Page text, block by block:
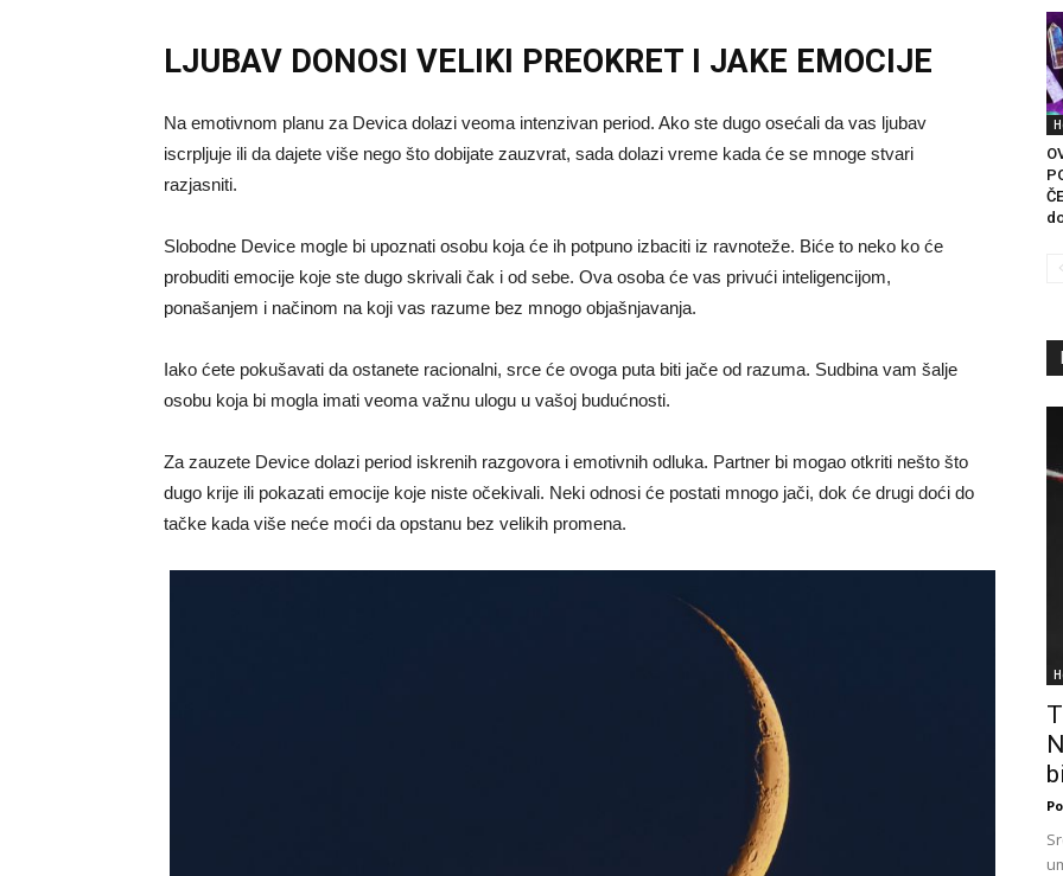
LJUBAV DONOSI VELIKI PREOKRET I JAKE EMOCIJE
Na emotivnom planu za Devicadolazi veoma intenzivan period. Ako ste dugo osećali da vas ljubav
iscrpljuje ili da dajete više nego što dobijate zauzvrat, sada dolazi vreme kada će se mnoge stvari
razjasniti.
Slobodne Device mogle bi upoznati osobu koja će ih potpuno izbaciti iz ravnoteže. Biće to neko ko će
probuditi emocije koje ste dugo skrivali čak i od sebe. Ova osoba će vas privući inteligencijom,
ponašanjem i načinom na koji vas razume bez mnogo objašnjavanja.
Iako ćete pokušavati da ostanete racionalni, srce će ovoga puta biti jače od razuma. Sudbina vam šalje
osobu koja bi mogla imati veoma važnu ulogu u vašoj budućnosti.
Za zauzete Device dolazi period iskrenih razgovora i emotivnih odluka. Partner bi mogao otkriti nešto što
dugo krije ili pokazati emocije koje niste očekivali. Neki odnosi će postati mnogo jači, dok će drugi doći do
tačke kada više neće moći da opstanu bez velikih promena.